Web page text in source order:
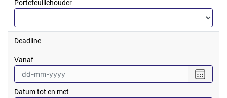
tot
en
met
Portefeuillehouder
Deadline
vanaf
een
Datum tot en met